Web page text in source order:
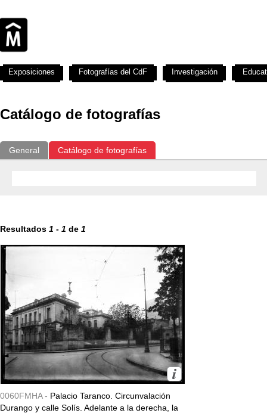
Catálogo de fotografías
General Catálogo de fotografías
Resultados 1 - 1 de 1
0060FMHA - Palacio Taranco. Circunvalación
Durango y calle Solís. Adelante a la derecha, la
Exposiciones Fotografías del CdF Investigación